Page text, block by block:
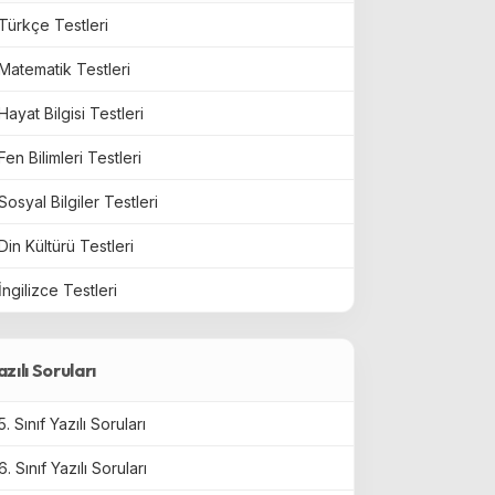
Testleri
Testleri
Bilgisi Testleri
Bilimleri Testleri
Bilgiler Testleri
Kültürü Testleri
Testleri
Soruları
Sınıf Yazılı Soruları
Sınıf Yazılı Soruları